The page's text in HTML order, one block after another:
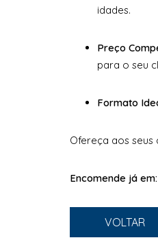
idades.
Preço
para o seu
Formato
Ofereça aos seus
Encomende já em:
VOLTAR